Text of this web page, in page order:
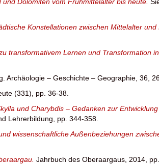
Dolomiten vom Frühmittelalter bis heute.
Konstellationen zwischen Mittelalter
transformativem Lernen und Transformation
Archäologie – Geschichte – Geographie, 36,
(331), pp. 36-38.
und Charybdis – Gedanken zur
Lehrerbildung, pp. 344-358.
wissenschaftliche Außenbeziehungen
Jahrbuch des Oberaargaus, 2014,